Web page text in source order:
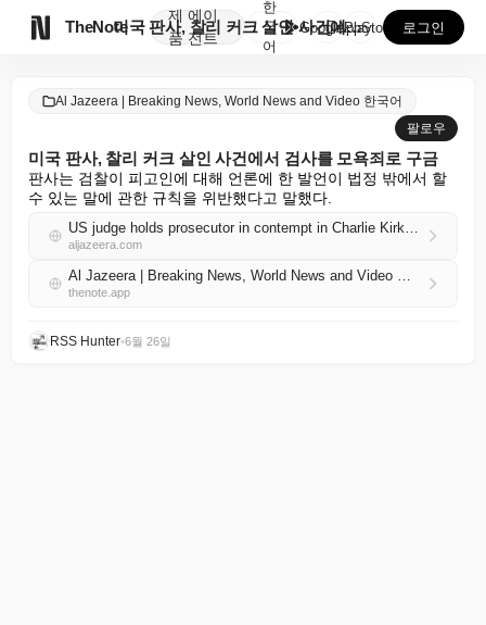
TheNote
제
품
에이
전트
미국 판사, 찰리 커크 살인 사건에서 검사를 모욕죄로 ...
한
국
어
GooglePlay
AppStore 로그인
Al Jazeera | Breaking News, World News and Video 한국어
팔로우
미국 판사, 찰리 커크 살인 사건에서 검사를 모욕죄로 구금
판사는 검찰이 피고인에 대해 언론에 한 발언이 법정 밖에서 할
수 있는 말에 관한 규칙을 위반했다고 말했다.
US judge holds prosecutor in contempt in Charlie Kirk murder case
aljazeera.com
Al Jazeera | Breaking News, World News and Video 한국어 RSS
thenote.app
RSS Hunter•6월 26일